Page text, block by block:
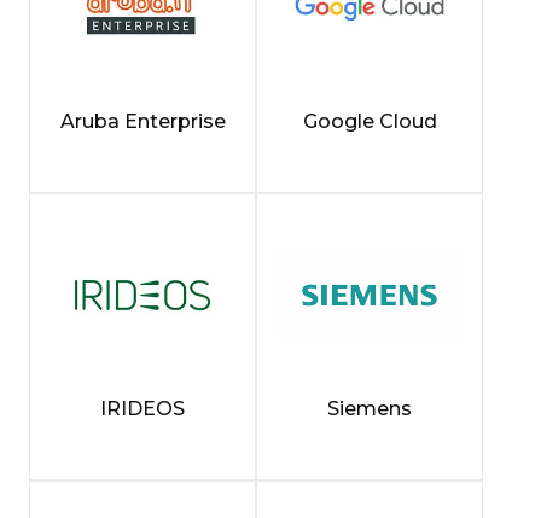
Aruba Enterprise Google Cloud
IRIDEOS Siemens